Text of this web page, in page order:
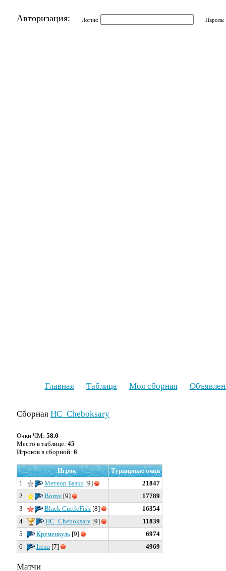
Авторизация: Логин: Пароль:
Главная Таблица Моя сборная
Сборная HC_Cheboksary
Очки ЧМ: 58.0
Место в таблице: 45
Игроков в сборной: 6
Игрок
Турнирные очки
1
Метеор Базки [9]
21847
2
Borov [9]
17789
3
Black CuttleFish [8]
16354
4
HC_Cheboksary [9]
11839
5
Кременкуль [9]
6974
6
Irena [7] 4969
Матчи